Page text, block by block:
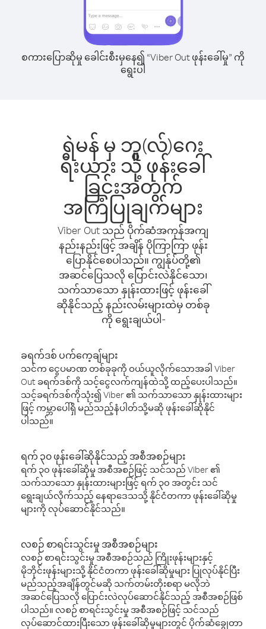
စကားပြောဆိုမှု ခေါင်းစီးမှနေ၍ “Viber Out ဖုန်းခေါ်မှု” ကို
ရွေးပါ
ရဲမန် မှ ဘူ(လ်)ဂေး
ရီးယား သို့ ဖုန်းခေါ်
ခြင်းအတွက်
အကြံပြုချက်များ
Viber Out သည် ပိုက်ဆံအကုန်အကျ
နည်းနည်းဖြင့် အချိန် ပိုကြာကြာ ဖုန်း
ပြောနိုင်စေပါသည်။ ကျွန်ုပ်တို့၏
အဆင်ပြေသလို ပြောင်းလဲနိုင်သော၊
သက်သာသော နှုန်းထားဖြင့် ဖုန်းခေါ်
ဆိုနိုင်သည့် နည်းလမ်းများထဲမှ တစ်ခု
ကို ရွေးချယ်ပါ-
ခရက်ဒစ် ပက်ကေ့ချ်များ
သင်က ငွေပမာဏ တစ်ခုခုကို ဝယ်ယူလိုက်သောအခါ Viber
Out ခရက်ဒစ်ကို သင့်ငွေလက်ကျန်ထဲသို့ ထည့်ပေးပါသည်။
သင့်ခရက်ဒစ်ကိုသုံး၍ Viber ၏ သက်သာသော နှုန်းထားများ
ဖြင့် ကမ္ဘာပေါ်ရှိ မည်သည့်နံပါတ်သို့မဆို ဖုန်းခေါ်ဆိုနိုင်
ပါသည်။
ရက် ၃၀ ဖုန်းခေါ်ဆိုနိုင်သည့် အစီအစဉ်များ
ရက် ၃၀ ဖုန်းခေါ်ဆိုမှု အစီအစဉ်ဖြင့် သင်သည် Viber ၏
သက်သာသော နှုန်းထားများဖြင့် ရက် ၃၀ အတွင်း သင်
ရွေးချယ်လိုက်သည့် နေရာဒေသသို့ နိုင်ငံတကာ ဖုန်းခေါ်ဆိုမှု
များကို လုပ်ဆောင်နိုင်သည်။
လစဉ် စာရင်းသွင်းမှု အစီအစဉ်များ
လစဉ် စာရင်းသွင်းမှု အစီအစဉ်သည် ကြိုးဖုန်းများနှင့်
မိုဘိုင်းဖုန်းများသို့ နိုင်ငံတကာ ဖုန်းခေါ်ဆိုမှုများ ပြုလုပ်နိုင်ပြီး
မည်သည့်အချိန်တွင်မဆို သက်တမ်းတိုးစရာ မလိုဘဲ
အဆင်ပြေသလို ပြောင်းလဲလုပ်ဆောင်နိုင်သည့် အစီအစဉ်ဖြစ်
ပါသည်။ လစဉ် စာရင်းသွင်းမှု အစီအစဉ်ဖြင့် သင်သည်
လုပ်ဆောင်ထားပြီးသော ဖုန်းခေါ်ဆိုမှုများတွင် ပိုက်ဆံချွေတာ